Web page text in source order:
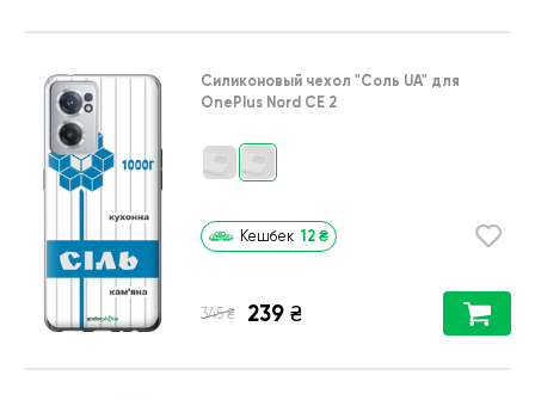
Силиконовый чехол "Соль UA" для
OnePlus Nord CE 2
Кешбек 12 ₴
345 ₴ 239 ₴